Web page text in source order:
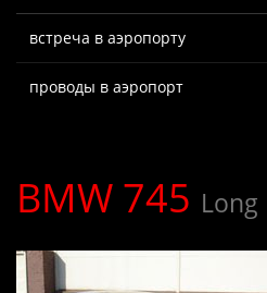
встреча в аэропорту
проводы в аэропорт
BMW 745 Long